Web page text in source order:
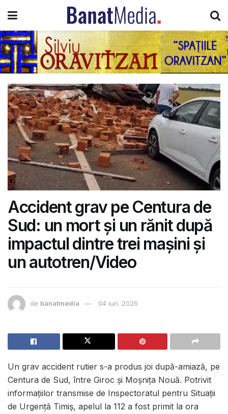
Accident grav pe Centura de
Sud: un mort și un rănit după
impactul dintre trei mașini și
un autotren/Video
de banatmedia 04 iun. 2026
Un grav accident rutier s-a produs joi după-amiază, pe
Centura de Sud, între Giroc și Moșnița Nouă. Potrivit
informațiilor transmise de Inspectoratul pentru Situații
de Urgență Timiș, apelul la 112 a fost primit la ora